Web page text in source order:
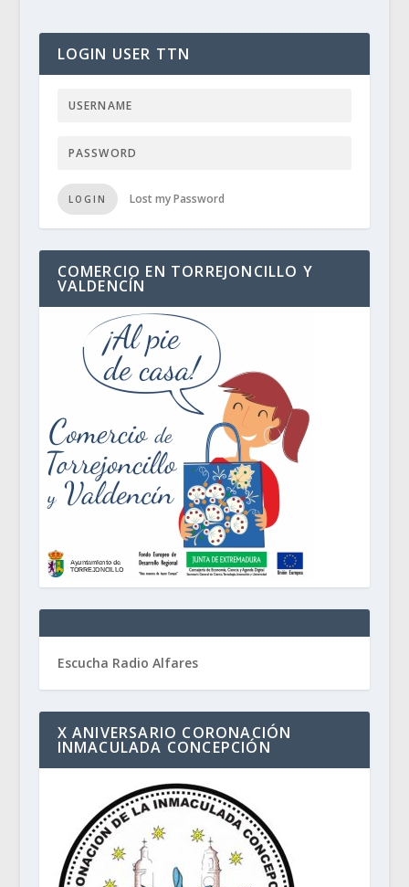
LOGIN USER TTN
LOGIN Lost my Password
COMERCIO EN TORREJONCILLO Y
VALDENCÍN
Escucha Radio Alfares
X ANIVERSARIO CORONACIÓN
INMACULADA CONCEPCIÓN